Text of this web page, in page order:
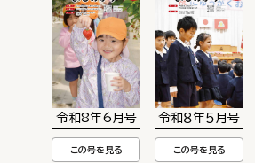
令和8年6月号
この号を見る
令和８年５月号
この号を見る